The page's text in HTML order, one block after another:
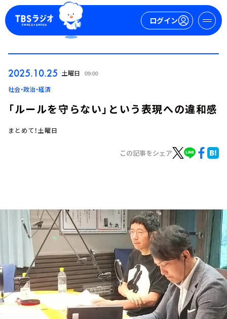
ログイン
トピックス
TBS Podcast
お知らせ
イベント・グッズ
YouTube
会社情報
2025.10.25 土曜日 09:00
社会・政治・経済
「ルールを守らない」という表現への違和感
まとめて！土曜日
この記事をシェア